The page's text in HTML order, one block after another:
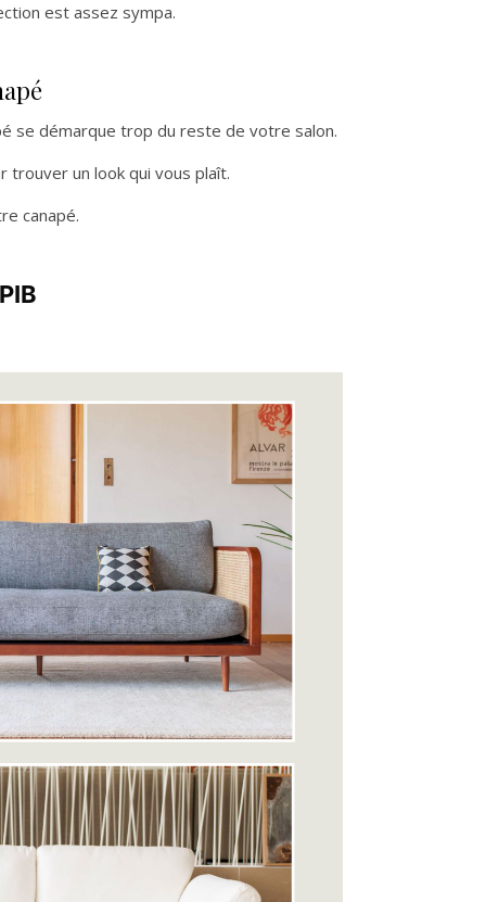
est assez sympa.
se démarque trop du reste de votre salon.
trouver un look qui vous plaît.
canapé.
PIB